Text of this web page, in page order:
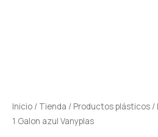
Inicio / Tienda / Productos plásticos /
1 Galon azul Vanyplas